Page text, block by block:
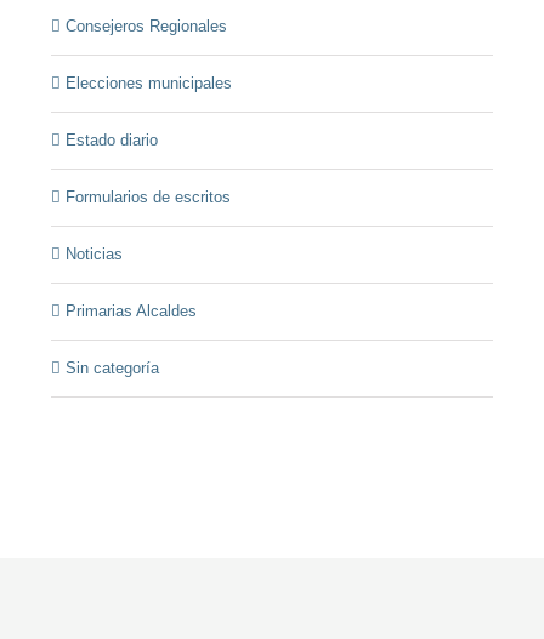
Consejeros Regionales
Elecciones municipales
Estado diario
Formularios de escritos
Noticias
Primarias Alcaldes
Sin categoría